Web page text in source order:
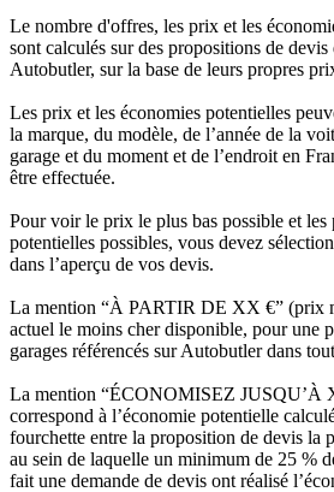
Le nombre d'offres, les prix et les
sont calculés sur des propositions de devis
Autobutler, sur la base de leurs propres
Les prix et les économies potentielles
la marque, du modèle, de l’année de la
garage et du moment et de l’endroit en
être effectuée.
Pour voir le prix le plus bas possible et les
potentielles possibles, vous devez
dans l’aperçu de vos devis.
La mention “À PARTIR DE XX €” (prix
actuel le moins cher disponible, pour une
garages référencés sur Autobutler dans
La mention “ÉCONOMISEZ JUSQU’À
correspond à l’économie potentielle
fourchette entre la proposition de devis la
au sein de laquelle un minimum de 25 %
fait une demande de devis ont réalisé